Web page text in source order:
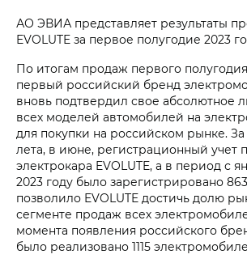
АО ЭВИА представляет результаты
EVOLUTE за первое полугодие 2023
По итогам продаж первого
первый российский бренд
вновь подтвердил свое абсолютное
всех моделей автомобилей на
для покупки на российском рынке.
лета, в июне, регистрационный учет
электрокара EVOLUTE, а в период с
2023 году было зарегистрировано
позволило EVOLUTE достичь долю
сегменте продаж всех
момента появления российского
было реализовано 1115